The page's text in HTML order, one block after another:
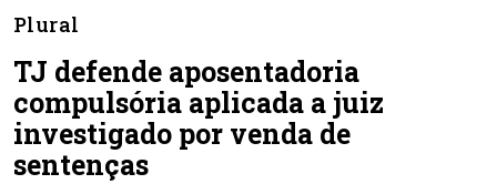
Plural
TJ defende aposentadoria
compulsória aplicada a juiz
investigado por venda de
sentenças